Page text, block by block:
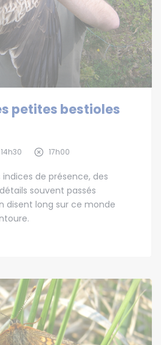
petites bestioles
14h30 17h00
de présence, des
souvent passés
disent long sur ce monde